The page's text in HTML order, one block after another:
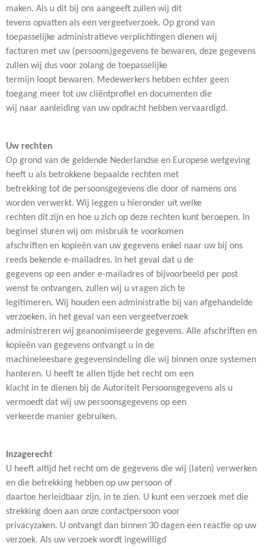
maken. Als u dit bij ons aangeeft zullen wij dit
tevens opvatten als een vergeetverzoek. Op grond van
toepasselijke administratieve verplichtingen dienen wij
facturen met uw (persoons)gegevens te bewaren, deze gegevens
zullen wij dus voor zolang de toepasselijke
termijn loopt bewaren. Medewerkers hebben echter geen
toegang meer tot uw cliëntprofiel en documenten die
wij naar aanleiding van uw opdracht hebben vervaardigd.
Uw rechten
Op grond van de geldende Nederlandse en Europese wetgeving
heeft u als betrokkene bepaalde rechten met
betrekking tot de persoonsgegevens die door of namens ons
worden verwerkt. Wij leggen u hieronder uit welke
rechten dit zijn en hoe u zich op deze rechten kunt beroepen. In
beginsel sturen wij om misbruik te voorkomen
afschriften en kopieën van uw gegevens enkel naar uw bij ons
reeds bekende e-mailadres. In het geval dat u de
gegevens op een ander e-mailadres of bijvoorbeeld per post
wenst te ontvangen, zullen wij u vragen zich te
legitimeren. Wij houden een administratie bij van afgehandelde
verzoeken, in het geval van een vergeetverzoek
administreren wij geanonimiseerde gegevens. Alle afschriften en
kopieën van gegevens ontvangt u in de
machineleesbare gegevensindeling die wij binnen onze systemen
hanteren. U heeft te allen tijde het recht om een
klacht in te dienen bij de Autoriteit Persoonsgegevens als u
vermoedt dat wij uw persoonsgegevens op een
verkeerde manier gebruiken.
Inzagerecht
U heeft altijd het recht om de gegevens die wij (laten) verwerken
en die betrekking hebben op uw persoon of
daartoe herleidbaar zijn, in te zien. U kunt een verzoek met die
strekking doen aan onze contactpersoon voor
privacyzaken. U ontvangt dan binnen 30 dagen een reactie op uw
verzoek. Als uw verzoek wordt ingewilligd